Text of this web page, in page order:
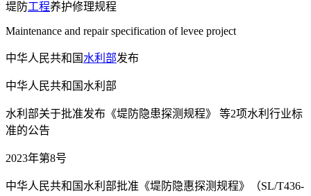
堤防工程养护修理规程
Maintenance and repair specification of levee project
中华人民共和国水利部发布
中华人民共和国水利部
水利部关于批准发布《堤防隐患探测规程》 等2项水利行业标
准的公告
2023年第8号
中华人民共和国水利部批准《堤防隐惠探测规程》（SL/T436-